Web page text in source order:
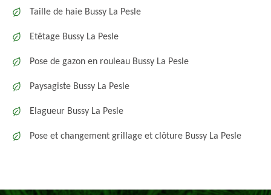
Taille de haie Bussy La Pesle
Etêtage Bussy La Pesle
Pose de gazon en rouleau Bussy La Pesle
Paysagiste Bussy La Pesle
Elagueur Bussy La Pesle
Pose et changement grillage et clôture Bussy La Pesle